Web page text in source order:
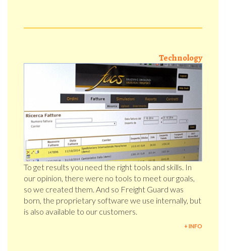
Technology
To get results you need the right tools and skills. In
our opinion, there were no tools to meet our goals,
so we created them. And so Freight Guard was
born, the proprietary software we use internally, but
is also available to our customers.
+ INFO